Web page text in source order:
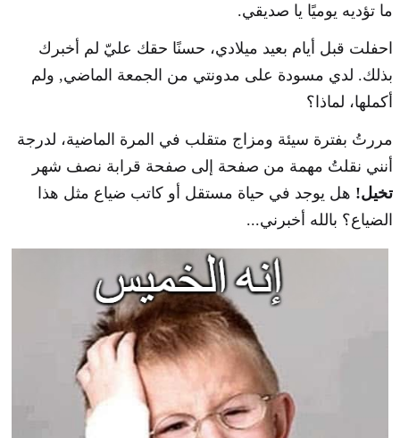
ما تؤديه يوميًا يا صديقي.
احفلت قبل أيام بعيد ميلادي، حسنًا حقك عليّ لم أخبرك
بذلك. لدي مسودة على مدونتي من الجمعة الماضي, ولم
أكملها، لماذا؟
مررتُ بفترة سيئة ومزاج متقلب في المرة الماضية، لدرجة
أنني نقلتُ مهمة من صفحة إلى صفحة قرابة نصف شهر
تخيل! هل يوجد في حياة مستقل أو كاتب ضياع مثل هذا
الضياع؟ بالله أخبرني...